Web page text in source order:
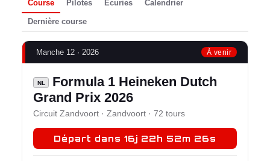
Course Pilotes Écuries Calendrier
Dernière course
Manche 12 · 2026 À venir
NL
Formula 1 Heineken Dutch
Grand Prix 2026
Circuit Zandvoort · Zandvoort · 72 tours
Départ dans 16j 22h 52m 25s